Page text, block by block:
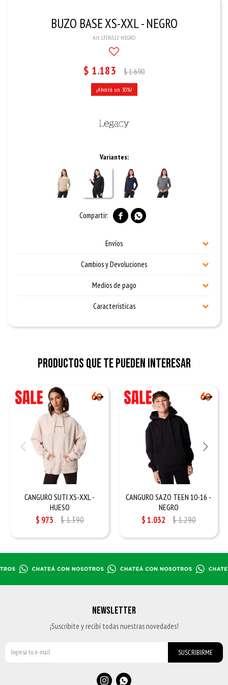
BUZO BASE XS-XXL - NEGRO
LTD6522 NEGRO
$ 1.183 $1.690
30
Variantes:
 
Envíos
Cambios y Devoluciones
Medios de pago
Características
Productos que te pueden interesar
CANGURO SUTI XS-XXL -
HUESO
$ 973 $1.390
CANGURO SAZO TEEN 10-16 -
NEGRO
$1.032 $1.290
NEWSLETTER
¡Suscribite y recibí todas nuestras novedades!
SUSCRIBIRME
 